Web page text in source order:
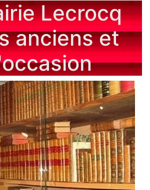
Lecrocq
anciens et